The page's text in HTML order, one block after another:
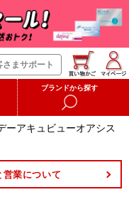
さまサポート
ブランドから探す
ーアキュビューオアシス
業について